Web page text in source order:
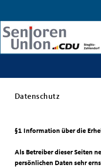
Datenschutz
§1 Information über die
Als Betreiber dieser Seiten
persönlichen Daten sehr